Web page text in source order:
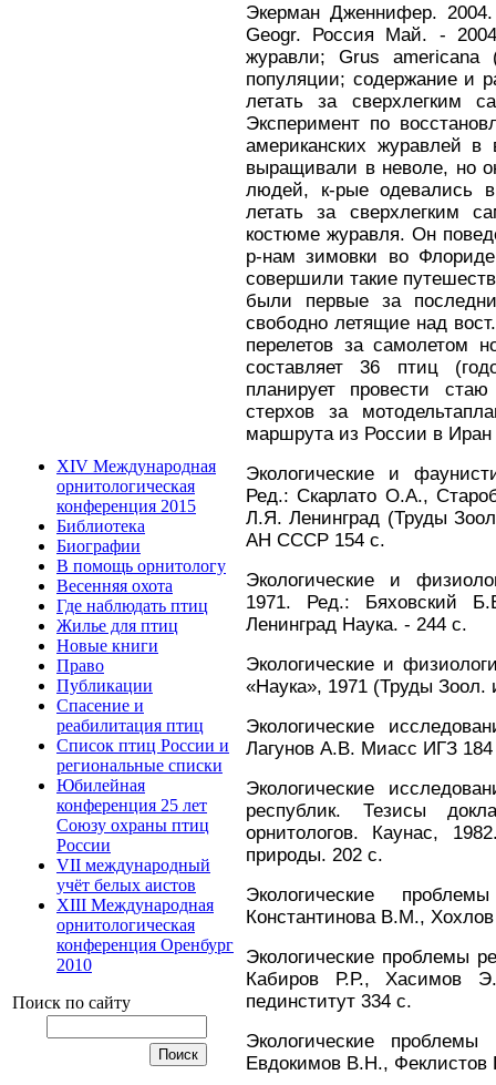
XIV Международная
орнитологическая
конференция 2015
Библиотека
Биографии
В помощь орнитологу
Весенняя охота
Где наблюдать птиц
Жилье для птиц
Новые книги
Право
Публикации
Спасение и
реабилитация птиц
Список птиц России и
региональные списки
Юбилейная
конференция 25 лет
Союзу охраны птиц
России
VII международный
учёт белых аистов
XIII Международная
орнитологическая
конференция Оренбург
2010
Поиск по сайту
Экерман Дженнифер.
Geogr. Россия Май. -
журавли; Grus americana
популяции; содержание и
летать за сверхлегким
Эксперимент по
американских журавлей
выращивали в неволе, но
людей, к-рые одевались
летать за сверхлегким
костюме журавля. Он
р-нам зимовки во
совершили такие
были первые за
свободно летящие над
перелетов за самолетом
составляет 36 птиц
планирует провести
стерхов за
маршрута из России в Иран
Экологические и
Ред.: Скарлато О.А.,
Л.Я. Ленинград (Труды
АН СССР 154 с.
Экологические и
1971. Ред.: Бяховский
Ленинград Наука. - 244 с.
Экологические и
«Наука», 1971 (Труды Зоол.
Экологические
Лагунов А.В. Миасс ИГЗ 184
Экологические
республик. Тезисы
орнитологов. Каунас,
природы. 202 с.
Экологические
Константинова В.М.,
Экологические проблемы
Кабиров Р.Р., Хасимов
пединститут 334 с.
Экологические
Евдокимов В.Н.,